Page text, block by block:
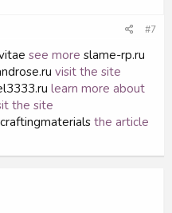
#7
see more slame-rp.ru
visit the site
learn more about
the site
craftingmaterials the article